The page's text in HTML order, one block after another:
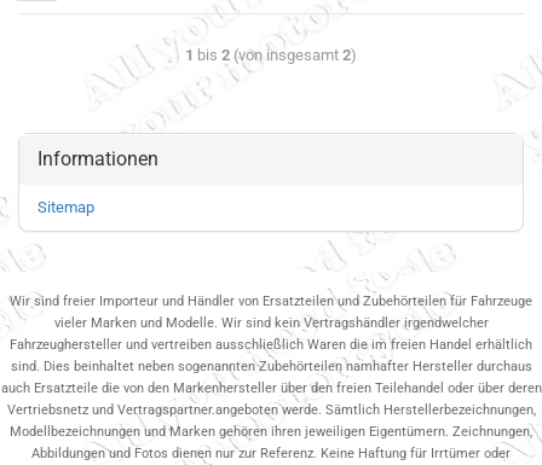
1 bis 2 (von insgesamt 2)
Informationen
Sitemap
Wir sind freier Importeur und Händler von Ersatzteilen und Zubehörteilen für Fahrzeuge
vieler Marken und Modelle. Wir sind kein Vertragshändler irgendwelcher
Fahrzeughersteller und vertreiben ausschließlich Waren die im freien Handel erhältlich
sind. Dies beinhaltet neben sogenannten Zubehörteilen namhafter Hersteller durchaus
auch Ersatzteile die von den Markenhersteller über den freien Teilehandel oder über deren
Vertriebsnetz und Vertragspartner.angeboten werde. Sämtlich Herstellerbezeichnungen,
Modellbezeichnungen und Marken gehören ihren jeweiligen Eigentümern. Zeichnungen,
Abbildungen und Fotos dienen nur zur Referenz. Keine Haftung für Irrtümer oder